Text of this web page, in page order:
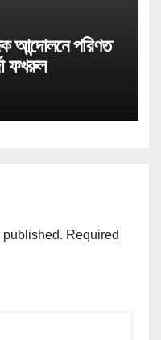
আন্দোলনে পরিণত
ফখরুল
published. Required